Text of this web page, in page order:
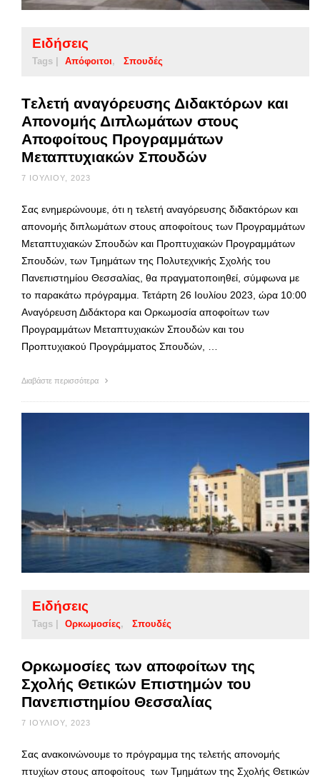
Ειδήσεις
Tags | Απόφοιτοι Σπουδές
Tελετή αναγόρευσης Διδακτόρων και
Απονομής Διπλωμάτων στους
Αποφοίτους Προγραμμάτων
Μεταπτυχιακών Σπουδών
7 ΙΟΥΛΊΟΥ, 2023
Σας ενημερώνουμε, ότι η τελετή αναγόρευσης διδακτόρων και
απονομής διπλωμάτων στους αποφοίτους των Προγραμμάτων
Μεταπτυχιακών Σπουδών και Προπτυχιακών Προγραμμάτων
Σπουδών, των Τμημάτων της Πολυτεχνικής Σχολής του
Πανεπιστημίου Θεσσαλίας, θα πραγματοποιηθεί, σύμφωνα με
το παρακάτω πρόγραμμα. Τετάρτη 26 Ιουλίου 2023, ώρα 10:00
Αναγόρευση Διδάκτορα και Ορκωμοσία αποφοίτων των
Προγραμμάτων Μεταπτυχιακών Σπουδών και του
Προπτυχιακού Προγράμματος Σπουδών, …
Διαβάστε περισσότερα
Ειδήσεις
Tags | Ορκωμοσίες Σπουδές
Ορκωμοσίες των αποφοίτων της
Σχολής Θετικών Επιστημών του
Πανεπιστημίου Θεσσαλίας
7 ΙΟΥΛΊΟΥ, 2023
Σας ανακοινώνουμε το πρόγραμμα της τελετής απονομής
πτυχίων στους αποφοίτους των Τμημάτων της Σχολής Θετικών